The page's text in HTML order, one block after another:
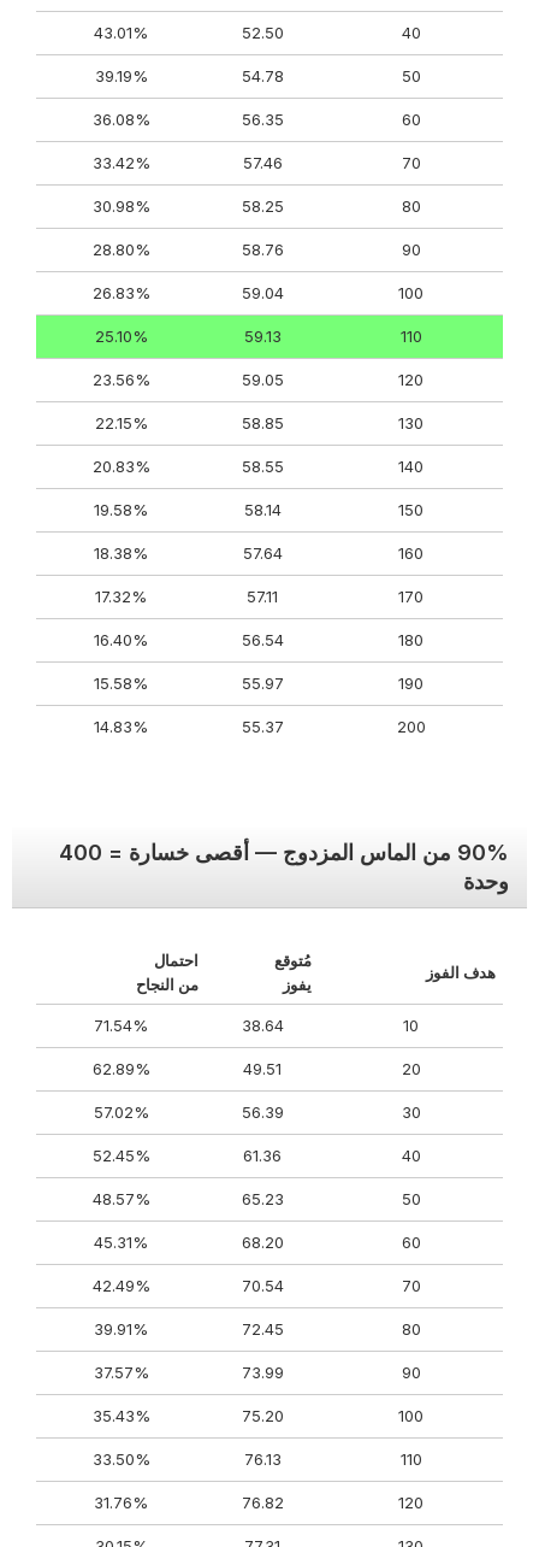
40
52.50
43.01%
50
54.78
39.19%
60
56.35
36.08%
70
57.46
33.42%
80
58.25
30.98%
90
58.76
28.80%
100
59.04
26.83%
110
59.13
25.10%
120
59.05
23.56%
130
58.85
22.15%
140
58.55
20.83%
150
58.14
19.58%
160
57.64
18.38%
170
57.11
17.32%
180
56.54
16.40%
190
55.97
15.58%
200
55.37
14.83%
90% من الماس المزدوج — أقصى خسارة = 400
وحدة
هدف الفوز
مُتوقع
يفوز
احتمال
من النجاح
10
38.64
71.54%
20
49.51
62.89%
30
56.39
57.02%
40
61.36
52.45%
50
65.23
48.57%
60
68.20
45.31%
70
70.54
42.49%
80
72.45
39.91%
90
73.99
37.57%
100
75.20
35.43%
110
76.13
33.50%
120
76.82
31.76%